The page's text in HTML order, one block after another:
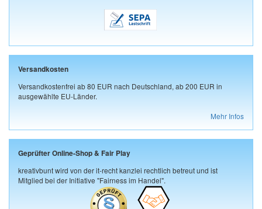
Versandkosten
Versandkostenfrei ab 80 EUR nach Deutschland, ab 200 EUR in
ausgewählte EU-Länder.
Mehr Infos
Geprüfter Online-Shop & Fair Play
kreativbunt wird von der it-recht kanzlei rechtlich betreut und ist
Mitglied bei der Initiative "Fairness im Handel".